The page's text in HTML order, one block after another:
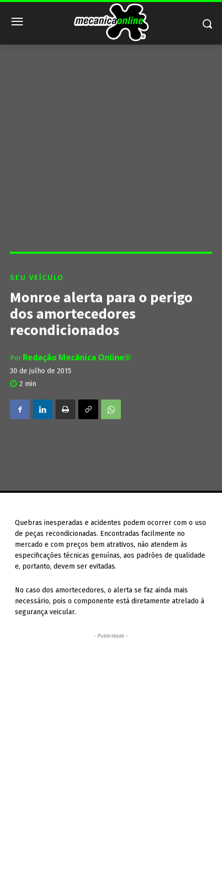
SEU VEÍCULO
Monroe alerta para o perigo
dos amortecedores
recondicionados
Por Redação Mecânica Online®
30 de julho de 2015
2 min
Quebras inesperadas e acidentes podem ocorrer com o uso
de peças recondicionadas. Encontradas facilmente no
mercado e com preços bem atrativos, não atendem às
especificações técnicas genuínas, aos padrões de qualidade
e, portanto, devem ser evitadas.
No caso dos amortecedores, o alerta se faz ainda mais
necessário, pois o componente está diretamente atrelado à
segurança veicular.
- Publicidade -